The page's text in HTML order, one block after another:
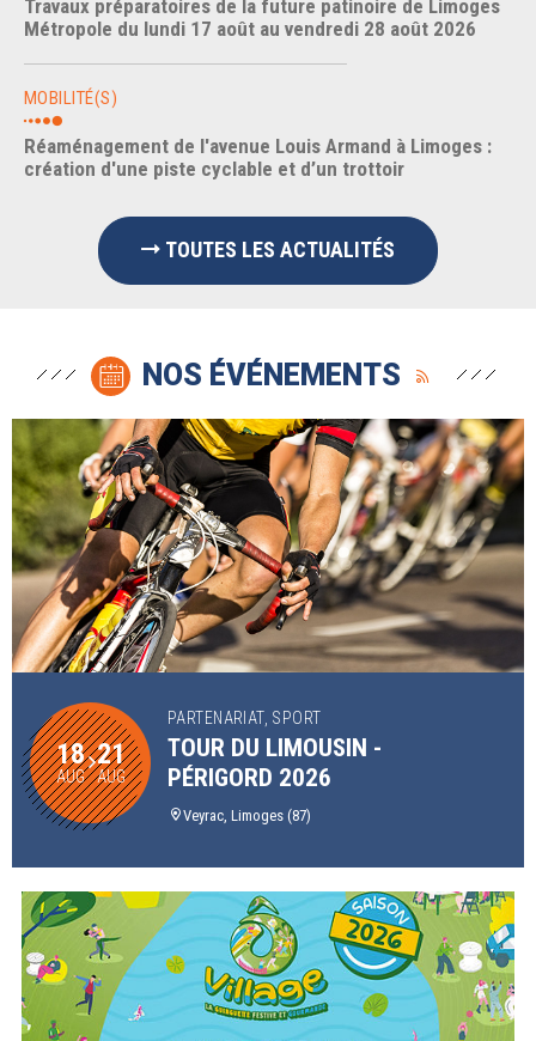
Travaux préparatoires de la future patinoire de Limoges
Métropole du lundi 17 août au vendredi 28 août 2026
MOBILITÉ(S)
Réaménagement de l'avenue Louis Armand à Limoges :
création d'une piste cyclable et d’un trottoir
TOUTES LES ACTUALITÉS
NOS ÉVÉNEMENTS
18
AUG
21
AUG
PARTENARIAT, SPORT
TOUR DU LIMOUSIN -
PÉRIGORD 2026
Veyrac, Limoges (87)